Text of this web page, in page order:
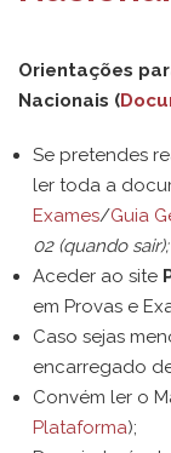
Orientações
Nacionais (
Se pretendes
ler toda a
Exames/Guia
02 (quando sair);
Aceder ao site
em Provas e
Caso sejas
encarregado
Convém ler o
Plataforma);